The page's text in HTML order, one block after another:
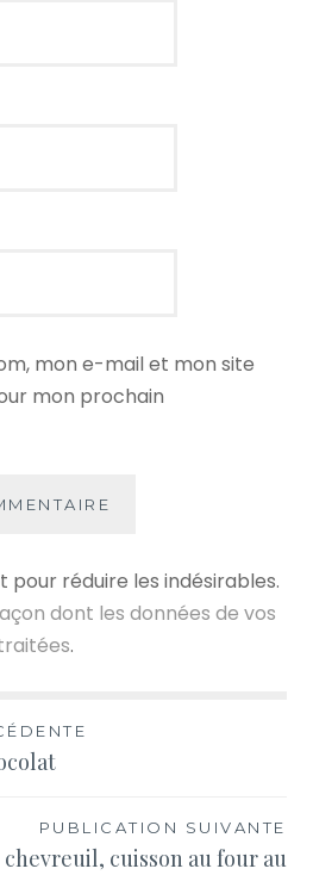
mon e-mail et mon site
mon prochain
pour réduire les indésirables.
dont les données de vos
.
PUBLICATION SUIVANTE
cuisson au four au